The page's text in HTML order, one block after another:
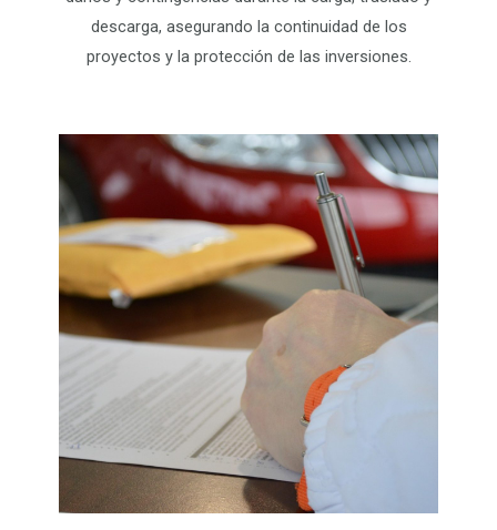
descarga, asegurando la continuidad de los
proyectos y la protección de las inversiones.